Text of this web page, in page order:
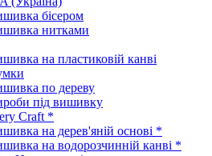
бісером
нитками
на пластиковій канві
по дереву
під вишивку
Craft *
на дерев'яній основі *
на водорозчинній канві *